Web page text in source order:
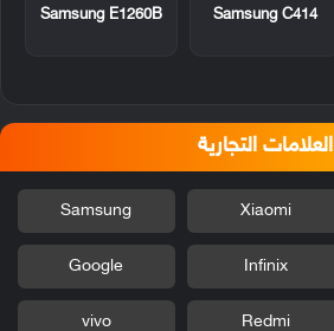
Samsung C414
Samsung E1260B
العلامات التجارية
Xiaomi
Samsung
Infinix
Google
Redmi
vivo